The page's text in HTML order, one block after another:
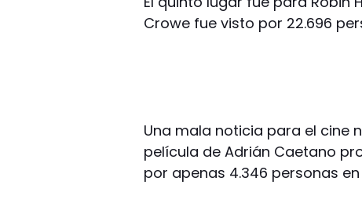
Crowe fue visto por 22.696
Una mala noticia para el cine
película de Adrián Caetano
por apenas 4.346 personas